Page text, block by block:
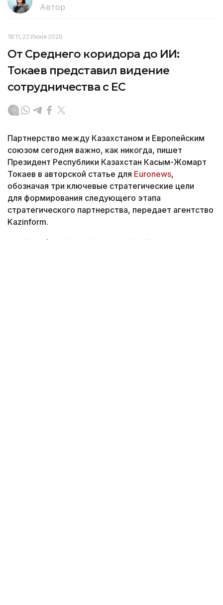
Автор
18:11, 22 Июня 2026
От Среднего коридора до ИИ:
Токаев представил видение
сотрудничества с ЕС
Партнерство между Казахстаном и Европейским
союзом сегодня важно, как никогда, пишет
Президент Республики Казахстан Касым-Жомарт
Токаев в авторской статье для Euronews,
обозначая три ключевые стратегические цели
для формирования следующего этапа
стратегического партнерства, передает агентство
Kazinform.